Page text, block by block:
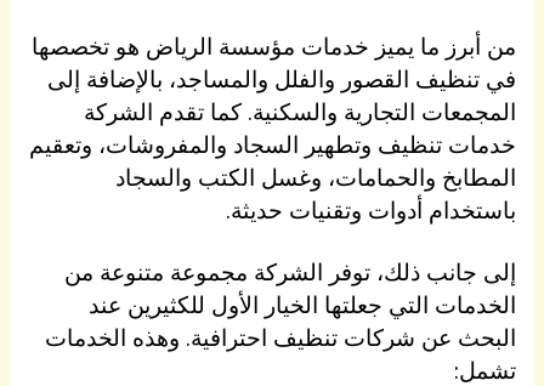
من أبرز ما يميز خدمات مؤسسة الرياض هو تخصصها
في تنظيف القصور والفلل والمساجد، بالإضافة إلى
المجمعات التجارية والسكنية. كما تقدم الشركة
خدمات تنظيف وتطهير السجاد والمفروشات، وتعقيم
المطابخ والحمامات، وغسل الكتب والسجاد
باستخدام أدوات وتقنيات حديثة.
إلى جانب ذلك، توفر الشركة مجموعة متنوعة من
الخدمات التي جعلتها الخيار الأول للكثيرين عند
البحث عن شركات تنظيف احترافية. وهذه الخدمات
تشمل: